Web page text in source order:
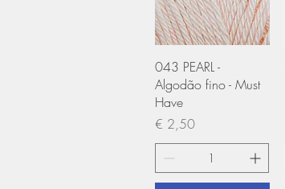
Visualização rápida
043 PEARL -
Algodão fino - Must
Have
Preço
€ 2,50